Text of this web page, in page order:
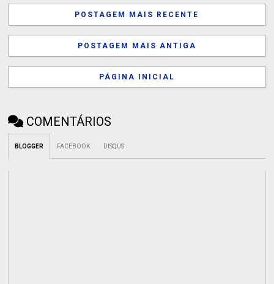
POSTAGEM MAIS RECENTE
POSTAGEM MAIS ANTIGA
PÁGINA INICIAL
COMENTÁRIOS
BLOGGER FACEBOOK DISQUS